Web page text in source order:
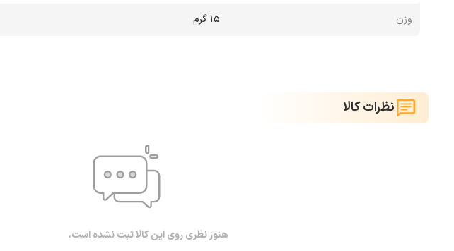
وزن ۱۵ گرم
نظرات کالا
هنوز نظری روی این کالا ثبت نشده است.